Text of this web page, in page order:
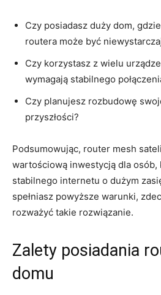
Czy posiadasz duży dom,
routera może być
Czy korzystasz z wielu
wymagają stabilnego
Czy planujesz rozbudowę
przyszłości?
Podsumowując, router mesh
wartościową inwestycją dla
stabilnego internetu o dużym
spełniasz powyższe warunki,
rozważyć takie rozwiązanie.
Zalety posiadania
domu